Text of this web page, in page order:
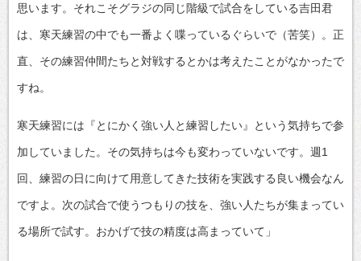
思います。それこそグラジの同じ階級で試合をしている吉田君
は、寒天練習の中でも一番よく喋っているぐらいで（苦笑）。正
直、その練習仲間たちと対戦するとかは考えたことがなかったで
すね。
寒天練習には『とにかく強い人と練習したい』という気持ちで参
加していました。その気持ちは今も変わっていないです。週1
回、練習の日に向けて用意してきた技術を実践する良い機会なん
ですよ。次の試合で使うつもりの技を、強い人たちが集まってい
る場所で試す。おかげで技の精度は高まっていて」